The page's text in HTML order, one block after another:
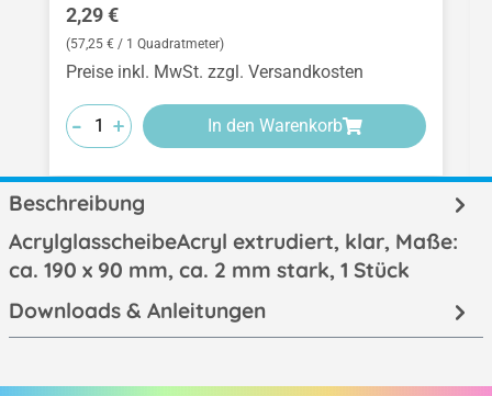
Regulärer Preis:
2,29 €
(57,25 € / 1 Quadratmeter)
Preise inkl. MwSt. zzgl. Versandkosten
-
-
- +
+
+ In den Warenkorb
Beschreibung
AcrylglasscheibeAcryl extrudiert, klar, Maße:
ca. 190 x 90 mm, ca. 2 mm stark, 1 Stück
Downloads & Anleitungen